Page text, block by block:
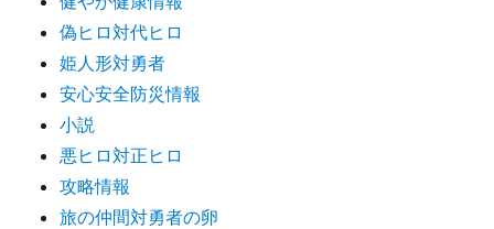
偽ヒロ対代ヒロ
姫人形対勇者
安心安全防災情報
小説
悪ヒロ対正ヒロ
攻略情報
旅の仲間対勇者の卵